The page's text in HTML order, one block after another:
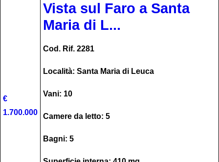
€
1.700.000
Vista sul Faro a Santa
Maria di L...
Cod. Rif. 2281
Località: Santa Maria di Leuca
Vani: 10
Camere da letto: 5
Bagni: 5